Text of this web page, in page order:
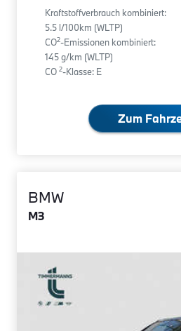
Kraftstoffverbrauch kombiniert:
5.5 l/100km (WLTP)
CO2-Emissionen kombiniert:
145 g/km (WLTP)
CO 2-Klasse: E
Zum
BMW
M3